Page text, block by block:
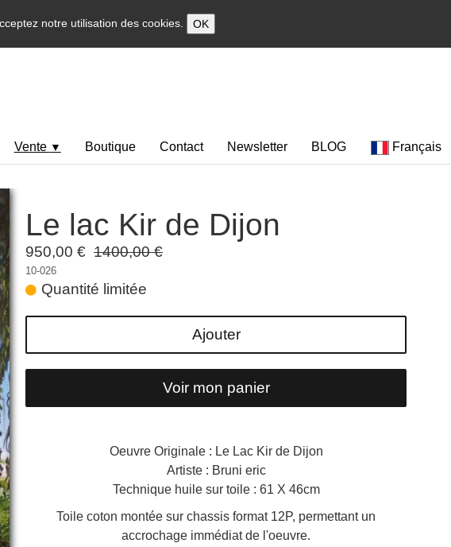
notre utilisation des cookies. OK
Vente ▼ Boutique Contact Newsletter BLOG Français
Le lac Kir de Dijon
950,00 € 1400,00 €
10-026
Quantité limitée
Ajouter
Voir mon panier
Oeuvre Originale : Le Lac Kir de Dijon
Artiste : Bruni eric
Technique huile sur toile : 61 X 46cm
Toile coton montée sur chassis format 12P, permettant un
accrochage immédiat de l'oeuvre.